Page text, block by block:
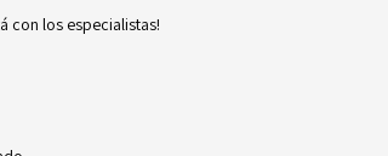
con los especialistas!